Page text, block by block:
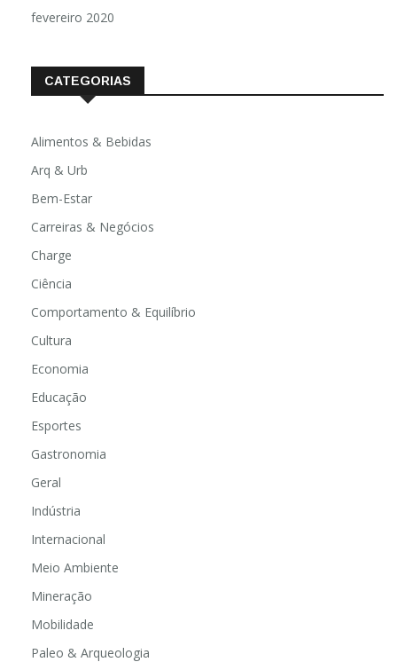
fevereiro 2020
CATEGORIAS
Alimentos & Bebidas
Arq & Urb
Bem-Estar
Carreiras & Negócios
Charge
Ciência
Comportamento & Equilíbrio
Cultura
Economia
Educação
Esportes
Gastronomia
Geral
Indústria
Internacional
Meio Ambiente
Mineração
Mobilidade
Paleo & Arqueologia